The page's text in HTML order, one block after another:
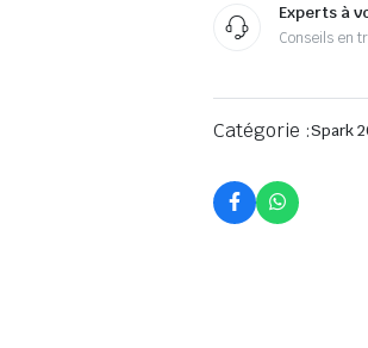
Experts à
Conseils en
Catégorie :Spark